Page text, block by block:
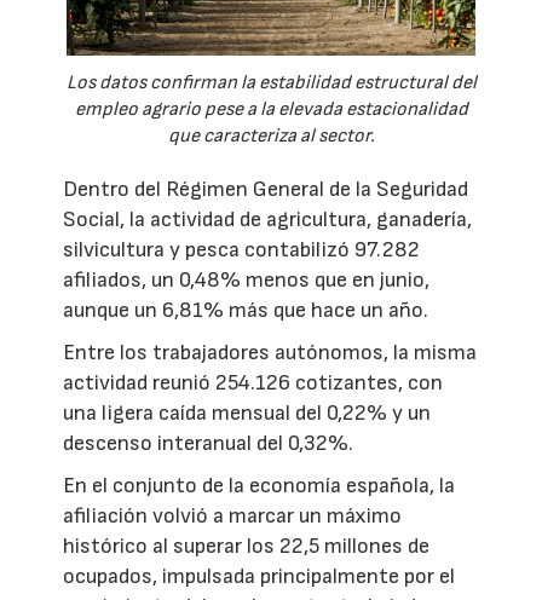
Los datos confirman la estabilidad estructural del
empleo agrario pese a la elevada estacionalidad
que caracteriza al sector.
Dentro del Régimen General de la Seguridad
Social, la actividad de agricultura, ganadería,
silvicultura y pesca contabilizó 97.282
afiliados, un 0,48% menos que en junio,
aunque un 6,81% más que hace un año.
Entre los trabajadores autónomos, la misma
actividad reunió 254.126 cotizantes, con
una ligera caída mensual del 0,22% y un
descenso interanual del 0,32%.
En el conjunto de la economía española, la
afiliación volvió a marcar un máximo
histórico al superar los 22,5 millones de
ocupados, impulsada principalmente por el